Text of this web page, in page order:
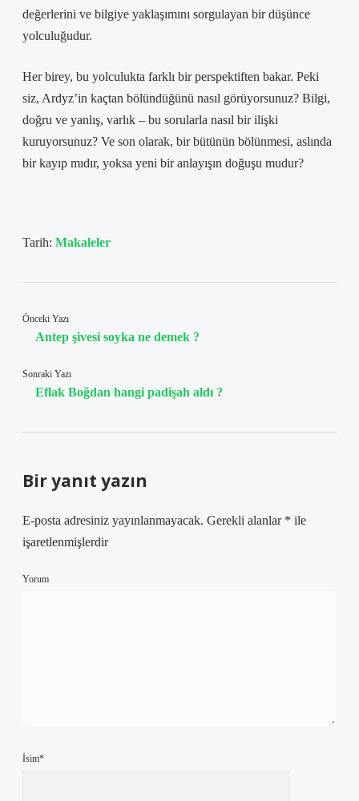
değerlerini ve bilgiye yaklaşımını sorgulayan bir düşünce
yolculuğudur.
Her birey, bu yolculukta farklı bir perspektiften bakar. Peki
siz, Ardyz’in kaçtan bölündüğünü nasıl görüyorsunuz? Bilgi,
doğru ve yanlış, varlık – bu sorularla nasıl bir ilişki
kuruyorsunuz? Ve son olarak, bir bütünün bölünmesi, aslında
bir kayıp mıdır, yoksa yeni bir anlayışın doğuşu mudur?
Tarih: Makaleler
Önceki Yazı
Antep şivesi soyka ne demek ?
Sonraki Yazı
Eflak Boğdan hangi padişah aldı ?
Bir yanıt yazın
E-posta adresiniz yayınlanmayacak. Gerekli alanlar * ile
işaretlenmişlerdir
Yorum
İsim*